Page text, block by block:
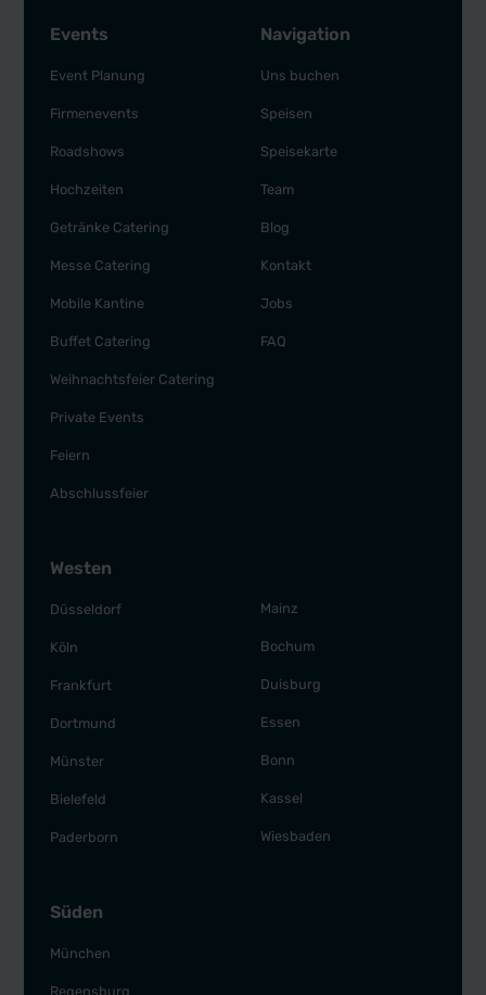
Westen
Düsseldorf
Köln
Frankfurt
Dortmund
Münster
Bielefeld
Paderborn
Mainz
Bochum
Duisburg
Essen
Bonn
Kassel
Wiesbaden
Süden
München
Regensburg
Events
Event Planung
Firmenevents
Roadshows
Hochzeiten
Getränke Catering
Messe Catering
Mobile Kantine
Buffet Catering
Weihnachtsfeier Catering
Private Events
Feiern
Abschlussfeier
Navigation
Uns buchen
Speisen
Speisekarte
Team
Blog
Kontakt
Jobs
FAQ